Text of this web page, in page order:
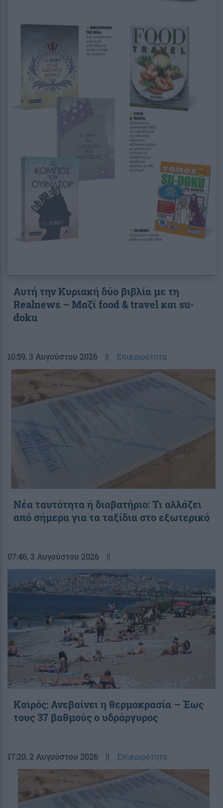
Αυτή την Κυριακή δύο βιβλία με τη
Realnews – Μαζί food & travel και su-
doku
10:59, 3 Αυγούστου 2026 || Επικαιρότητα
Νέα ταυτότητα ή διαβατήριο: Τι αλλάζει
από σήμερα για τα ταξίδια στο εξωτερικό
07:46, 3 Αυγούστου 2026 ||
Καιρός: Ανεβαίνει η θερμοκρασία – Έως
τους 37 βαθμούς ο υδράργυρος
17:20, 2 Αυγούστου 2026 || Επικαιρότητα